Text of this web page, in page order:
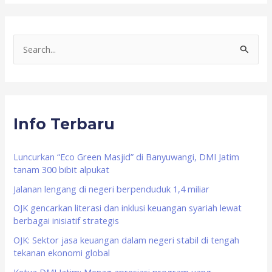
e
c
f
o
r
:
Info Terbaru
Luncurkan “Eco Green Masjid” di Banyuwangi, DMI Jatim
tanam 300 bibit alpukat
Jalanan lengang di negeri berpenduduk 1,4 miliar
OJK gencarkan literasi dan inklusi keuangan syariah lewat
berbagai inisiatif strategis
OJK: Sektor jasa keuangan dalam negeri stabil di tengah
tekanan ekonomi global